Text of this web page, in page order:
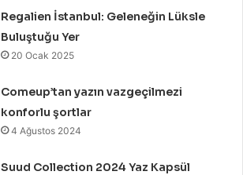
Regalien İstanbul: Geleneğin Lüksle
Buluştuğu Yer
20 Ocak 2025
Comeup’tan yazın vazgeçilmezi
konforlu şortlar
4 Ağustos 2024
Suud Collection 2024 Yaz Kapsül